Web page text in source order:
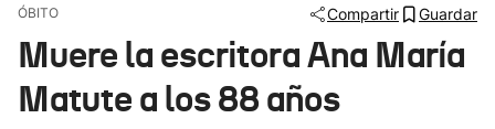
Ikusmiran
ÓBITO Compartir Guardar
Muere la escritora Ana María
Matute a los 88 años